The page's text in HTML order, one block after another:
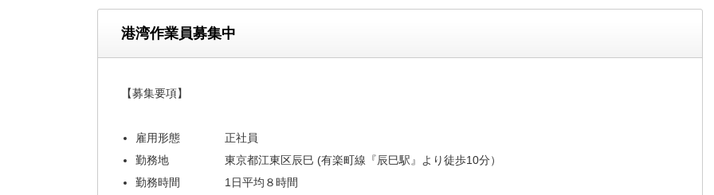
港湾作業員募集中
【募集要項】
雇用形態 正社員
勤務地 東京都江東区辰巳 (有楽町線『辰巳駅』より徒歩10分）
勤務時間 1日平均８時間